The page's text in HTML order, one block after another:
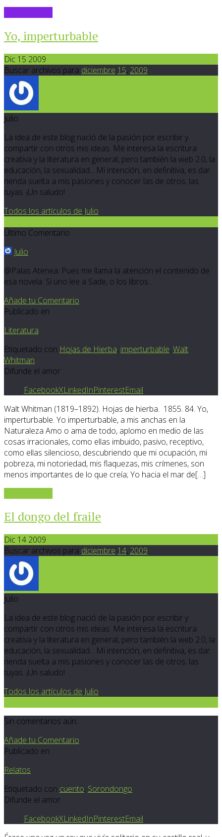
Yo, imperturbable
Dic 15 2009
Buscar archivos para diciembre 15, 2009
Julio
La idea de este blog nació de la pasión por escribir y
compartir con otros mis ideas. Me interesa la escritura
creativa y la literatura en general, pero también la web 2.0, la
educación, la sexualidad... Mi intención, en definitiva, es dar
rienda suelta a mis pasiones y conocer las de otros; las
tuyas. ¡Un saludo!
Todos los artículos de Julio
Último Comentario
Julio
@Palas Atenea: Pues me llama la atención el contenido de
esa novela. Si uno lee a Sade, o los libros…
Añade tu Comentario
Publicado en
Literatura
Etiquetado con Hojas de Hierba, imperturbable, Walt
Whitman
Difunde el amor
FacebookXLinkedInPinterestEmail
Walt Whitman (1819–1892). Hojas de hierba. 1855. 84. Yo,
imperturbable. Yo imperturbable, a mis anchas en la
Naturaleza Amo o ama de todo, aplomo en medio de las
cosas irracionales, como ellas imbuido, pasivo, receptivo,
como ellas silencioso, descubriendo que mi ocupación, mi
pobreza, mi notoriedad, mis flaquezas, mis crímenes, son
menos importantes de lo que creía; Yo hacia el mar de[…]
El dongo del fraile
Dic 14 2009
Buscar archivos para diciembre 14, 2009
Julio
La idea de este blog nació de la pasión por escribir y
compartir con otros mis ideas. Me interesa la escritura
creativa y la literatura en general, pero también la web 2.0, la
educación, la sexualidad... Mi intención, en definitiva, es dar
rienda suelta a mis pasiones y conocer las de otros; las
tuyas. ¡Un saludo!
Todos los artículos de Julio
Sin comentarios aún.
Añade tu Comentario
Publicado en
Relatos
Etiquetado con cuento, Sorondongo
Difunde el amor
FacebookXLinkedInPinterestEmail